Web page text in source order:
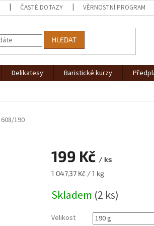
ČASTÉ DOTAZY VĚRNOSTNÍ PROGRAM
HLEDAT
Delikatesy Baristické kurzy
608/190
199 Kč / ks
Měrná
1 047,37 Kč / 1 kg
Skladem (2 ks)
Velikost